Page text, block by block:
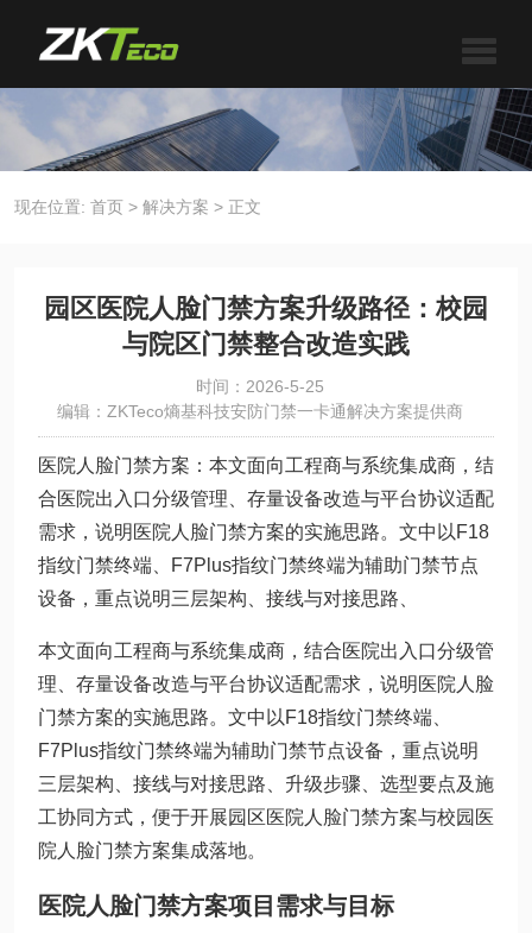
现在位置: 首页 > 解决方案 > 正文
园区医院人脸门禁方案升级路径：校园
与院区门禁整合改造实践
时间：2026-5-25
编辑：ZKTeco熵基科技安防门禁一卡通解决方案提供商
医院人脸门禁方案：本文面向工程商与系统集成商，结
合医院出入口分级管理、存量设备改造与平台协议适配
需求，说明医院人脸门禁方案的实施思路。文中以F18
指纹门禁终端、F7Plus指纹门禁终端为辅助门禁节点
设备，重点说明三层架构、接线与对接思路、
本文面向工程商与系统集成商，结合医院出入口分级管
理、存量设备改造与平台协议适配需求，说明医院人脸
门禁方案的实施思路。文中以F18指纹门禁终端、
F7Plus指纹门禁终端为辅助门禁节点设备，重点说明
三层架构、接线与对接思路、升级步骤、选型要点及施
工协同方式，便于开展园区医院人脸门禁方案与校园医
院人脸门禁方案集成落地。
医院人脸门禁方案项目需求与目标